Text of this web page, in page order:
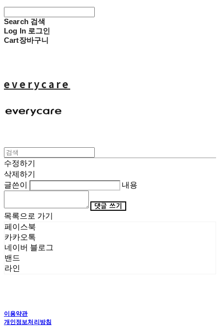
Search 검색
Log In 로그인
Cart장바구니
everycare
수정하기
삭제하기
글쓴이
내용
댓글 쓰기
목록으로 가기
페이스북
카카오톡
네이버 블로그
밴드
라인
이용약관
개인정보처리방침